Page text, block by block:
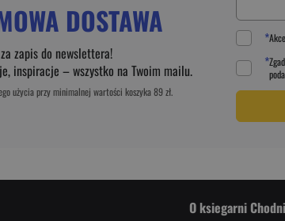
DOSTAWA
za zapis do newslettera!
inspiracje – wszystko na Twoim mailu.
użycia przy minimalnej wartości koszyka 89 zł.
*
*
O ksiegarni